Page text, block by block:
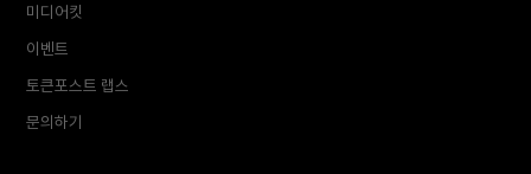
미디어킷
이벤트
토큰포스트 랩스
문의하기